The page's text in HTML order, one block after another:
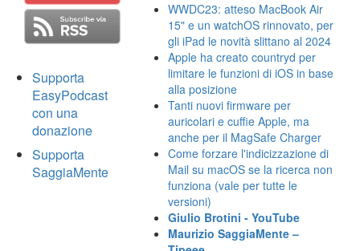
Supporta
EasyPodcast
con una
donazione
Supporta
SaggiaMente
WWDC23: atteso MacBook Air
15" e un watchOS rinnovato, per
gli iPad le novità slittano al 2024
Apple ha creato countryd per
limitare le funzioni di iOS in base
alla posizione
Tanti nuovi firmware per
auricolari e cuffie Apple, ma
anche per il MagSafe Charger
Come forzare l'indicizzazione di
Mail su macOS se la ricerca non
funziona (vale per tutte le
versioni)
Giulio Brotini - YouTube
Maurizio SaggiaMente –